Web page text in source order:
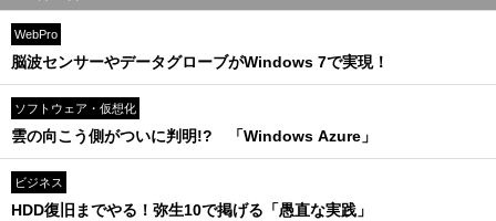
WebPro
脳波センサーやデータグローブがWindows 7で実現！
ソフトウェア・仮想化
雲の向こう側がついに判明!? 「Windows Azure」
ビジネス
HDD復旧までやる！弥生10で掲げる「愚直な実践」